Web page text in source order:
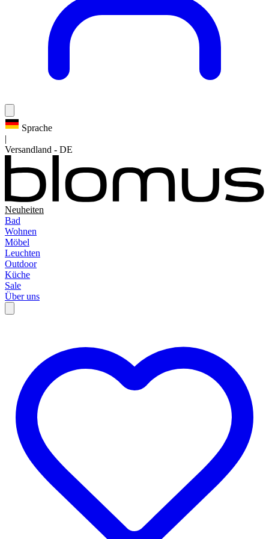
Sprache
|
Versandland - DE
Neuheiten
Bad
Wohnen
Möbel
Leuchten
Outdoor
Küche
Sale
Über uns